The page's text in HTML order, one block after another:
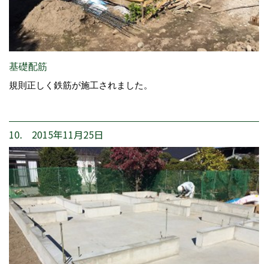
基礎配筋
規則正しく鉄筋が施工されました。
10. 2015年11月25日